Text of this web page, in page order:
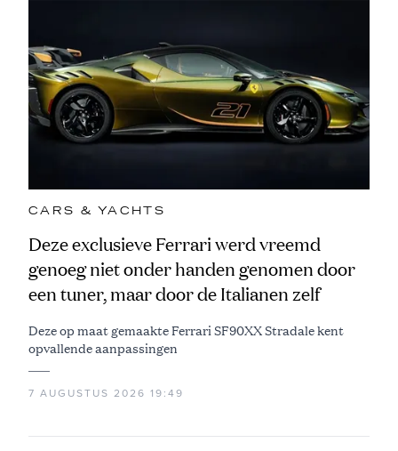
CARS & YACHTS
Deze exclusieve Ferrari werd vreemd
genoeg niet onder handen genomen door
een tuner, maar door de Italianen zelf
Deze op maat gemaakte Ferrari SF90XX Stradale kent
opvallende aanpassingen
7 AUGUSTUS 2026 19:49